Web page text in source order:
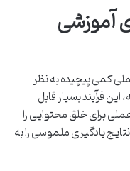
آموزشی
کمی پیچیده به نظر
فرآیند بسیار قابل
برای خلق محتوایی را
یادگیری ملموسی را به